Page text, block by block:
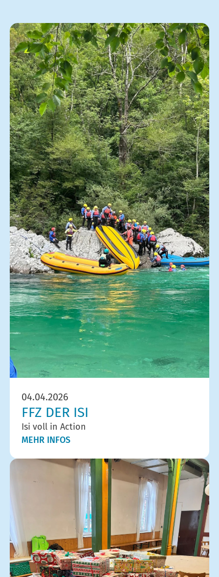
04.04.2026
FFZ DER ISI
Isi voll in Action
MEHR INFOS